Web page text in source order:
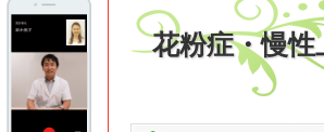
花粉症・慢性